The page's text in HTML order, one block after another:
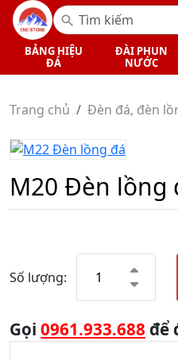
BẢNG HIỆU
ĐÁ
ĐÀI PHUN
NƯỚC
Trang chủ Đèn đá, đèn
M20 Đèn lồng
Số lượng:
Gọi 0961.933.688 để